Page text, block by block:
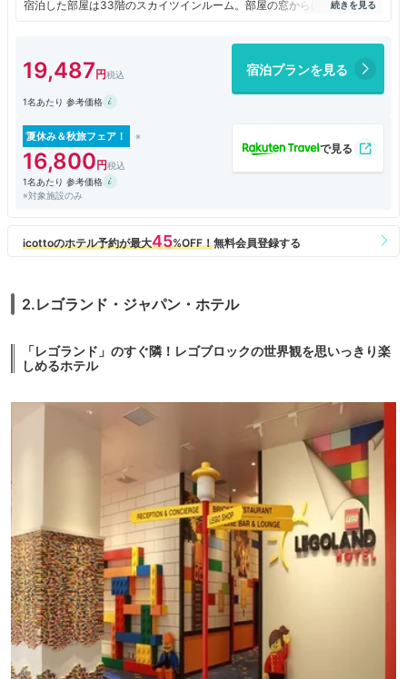
宿泊した部屋は33階のスカイツインルーム。部屋の窓からは中川運河と
高速道路等の東方の景色を一望。反対側の部屋では名古屋駅周辺の高層ビ
です。また、グローバルゲート直結なので、買い物も便利。値段のことを
除けばお薦めのホテルです。
19,487 宿泊プランを見る
1名あたり 参考価格
夏休み＆秋旅フェア！
16,800
1名あたり 参考価格
※対象施設のみ
2.レゴランド・ジャパン・ホテル
「レゴランド」のすぐ隣！レゴブロックの世界観を思いっきり楽
しめるホテル